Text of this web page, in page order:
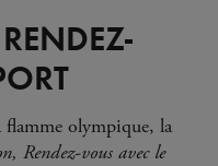
flamme olympique, la
Rendez-vous avec le